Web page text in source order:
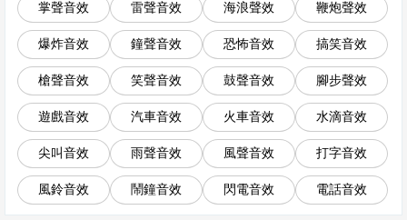
掌聲音效 雷聲音效 海浪聲效 鞭炮聲效
爆炸音效 鐘聲音效 恐怖音效 搞笑音效
槍聲音效 笑聲音效 鼓聲音效 腳步聲效
遊戲音效 汽車音效 火車音效 水滴音效
尖叫音效 雨聲音效 風聲音效 打字音效
風鈴音效 鬧鐘音效 閃電音效 電話音效